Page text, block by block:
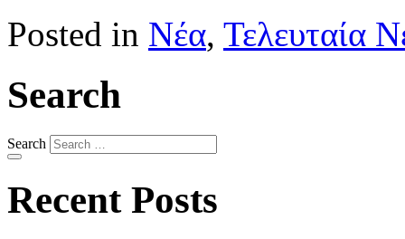
Posted in Νέα, Τελευταία
Search
Search
Recent Posts